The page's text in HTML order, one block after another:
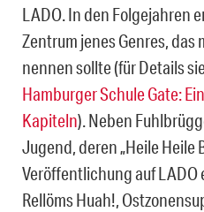
LADO. In den Folgejahren
Zentrum jenes Genres, das
nennen sollte (für Details
Hamburger Schule Gate:
Kapiteln). Neben
Jugend, deren „Heile Heile
Veröffentlichung auf
Rellöms Huah!,